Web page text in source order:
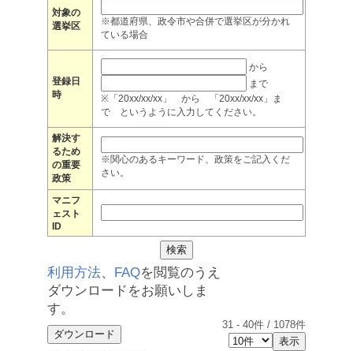
対象の
選挙区
※都道府県、政令市や合併で選挙区が分かれ
ている場合
登録日
時
から
まで
※「20xx/xx/xx」 から 「20xx/xx/xx」ま
で というように入力してください。
解決す
るため
の重要
政策
※関心のあるキーワード、政策をご記入くだ
さい。
マニフ
ェスト
ID
利用方法、 FAQを閲覧のうえ
ダウンロードをお願いしま
す。
31 - 40件 / 1078件